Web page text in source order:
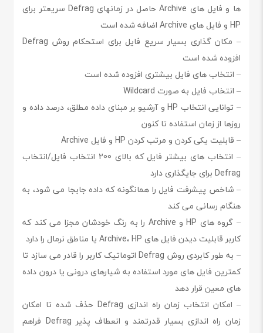
ها و فایل های Archive حاصل در زمانهای Defrag سریعتر برای
HP و فایل های Archive اضافه شده است
– مکان گذاری بسیار سریع فایل برای استحکام روش Defrag
افزوده شده است
– انتخاب های فایل بیشتری افزوده شده است
– انتخاب فایل به صورت Wildcard
– توانایی انتخاب HP و آرشیو بر مبنای داده مطلق، درصد داده و
روزها از زمان استفاده تا کنون
– قابلیت یکی کردن و مرتب کردن HP و فایل Archive
– انتخاب های بیشتر فایل که بالای 200 انتخاب فایل/انتخاب
Defrag برای جایگذاری دارد
– شاخص پیشرفت فایل را همانگونه که داده جابجا می شود، به
هنگام رسانی می کند
– گروه های HP و Archive را به رنگ خودشان مجزا می کند که
کاربر قابلیت دیدن فایل های Archive، HP یا مناطق نرمال را دارد
– به طور کابردی روش Defrag اتوماتیک کاربر را قادر می سازد تا
کمترین فایل های مورد استفاده به شیارهای درونی یا درون داده
های معین قرار دهد
– امکان انتخاب زمان راه اندازی Defrag حذف شده تا امکان
زمان راه اندازی بسیار قدرتمند و انعطاف پذیر Defrag فراهم